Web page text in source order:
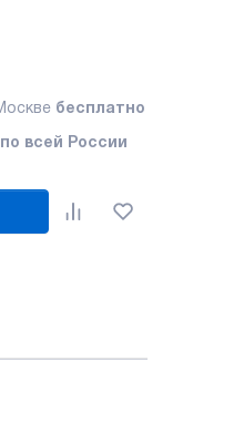
бесплатно
всей России